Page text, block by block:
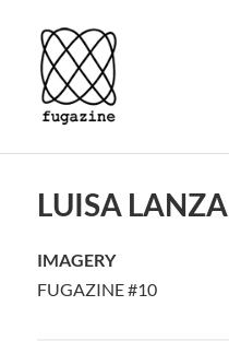
LUISA LANZA
IMAGERY
FUGAZINE #10